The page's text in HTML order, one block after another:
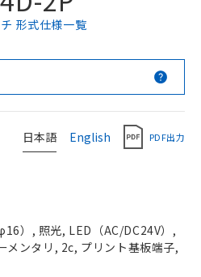
形式仕様一覧
日本語 English PDF出力
）, 照光, LED（AC/DC24V）,
メンタリ, 2c, プリント基板端子,